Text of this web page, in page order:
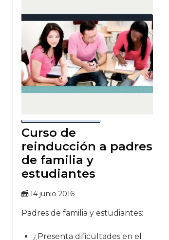
Curso de
reinducción a padres
de familia y
estudiantes
14 junio 2016
Padres de familia y estudiantes:
¿Presenta dificultades en el